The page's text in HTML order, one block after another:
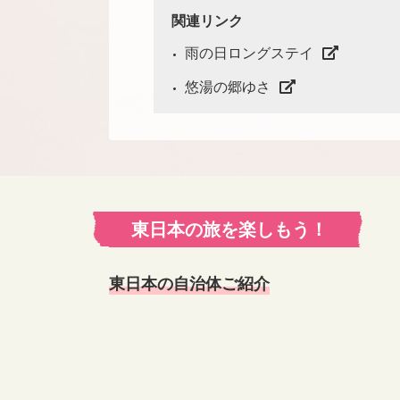
関連リンク
雨の日ロングステイ
悠湯の郷ゆさ
東日本の旅を楽しもう！
東日本の自治体ご紹介